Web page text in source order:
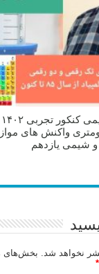
واکنش های
شیمی یازدهم
نخواهد شد.
بخش‌های
*